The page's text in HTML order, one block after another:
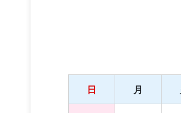
日 月